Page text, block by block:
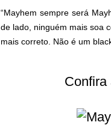
“Mayhem sempre será
de lado, ninguém mais soa
mais correto. Não é um
Confira